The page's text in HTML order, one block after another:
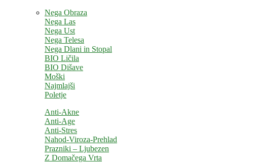
Nega Obraza
Nega Las
Nega Ust
Nega Telesa
Nega Dlani in Stopal
BIO Ličila
BIO Dišave
Moški
Najmlajši
Poletje
Anti-Akne
Anti-Age
Anti-Stres
Nahod-Viroza-Prehlad
Prazniki – Ljubezen
Z Domačega Vrta